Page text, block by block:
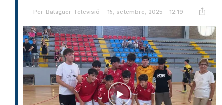
Per Balaguer Televisió 15, setembre, 2025 - 12:19